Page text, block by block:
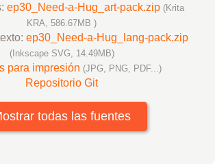
ep30_Need-a-Hug_art-pack.zip (Krita
KRA, 586.67MB )
ep30_Need-a-Hug_lang-pack.zip
(Inkscape SVG, 14.49MB)
para impresión (JPG, PNG, PDF...)
Repositorio Git
todas las fuentes